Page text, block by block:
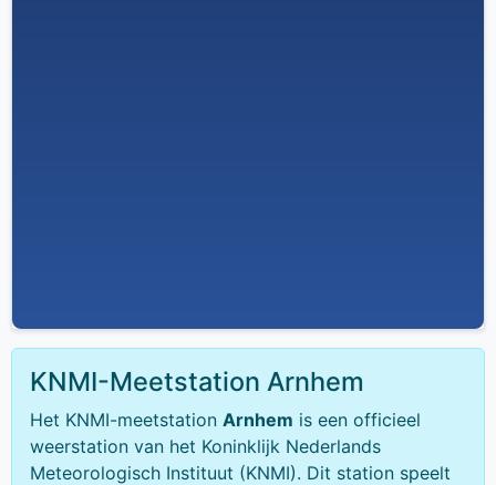
KNMI-Meetstation Arnhem
Het KNMI-meetstation Arnhem is een officieel
weerstation van het Koninklijk Nederlands
Meteorologisch Instituut (KNMI). Dit station speelt